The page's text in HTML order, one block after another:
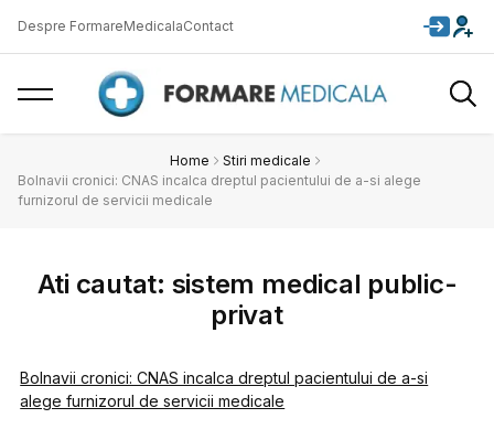
Despre FormareMedicalaContact
Home
Stiri medicale
Bolnavii cronici: CNAS incalca dreptul pacientului de a-si alege
furnizorul de servicii medicale
Ati cautat: sistem medical public-
privat
Bolnavii cronici: CNAS incalca dreptul pacientului de a-si
alege furnizorul de servicii medicale